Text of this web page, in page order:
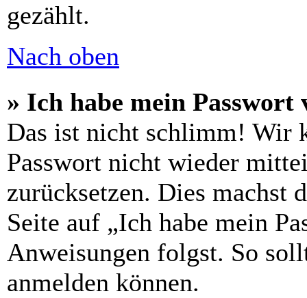
gezählt.
Nach oben
» Ich habe mein Passwort
Das ist nicht schlimm! Wir
Passwort nicht wieder
zurücksetzen. Dies machst
Seite auf „Ich habe mein
Anweisungen folgst. So
anmelden können.